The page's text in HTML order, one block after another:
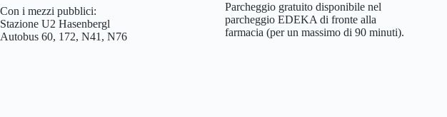
Con i mezzi pubblici:
Stazione U2 Hasenbergl
Autobus 60, 172, N41, N76
Parcheggio gratuito disponibile nel
parcheggio EDEKA di fronte alla
farmacia (per un massimo di 90 minuti).